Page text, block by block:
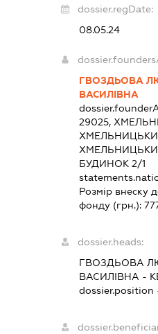
dossier.regDate:
08.05.24
ГВОЗДЬОВА
ВАСИЛІВНА
29025,
БУДИНОК 2/1
Розмір внеску
фонду (грн.):
dossier.heads:
ГВОЗДЬОВА
ВАСИЛІВНА -
dossier.position